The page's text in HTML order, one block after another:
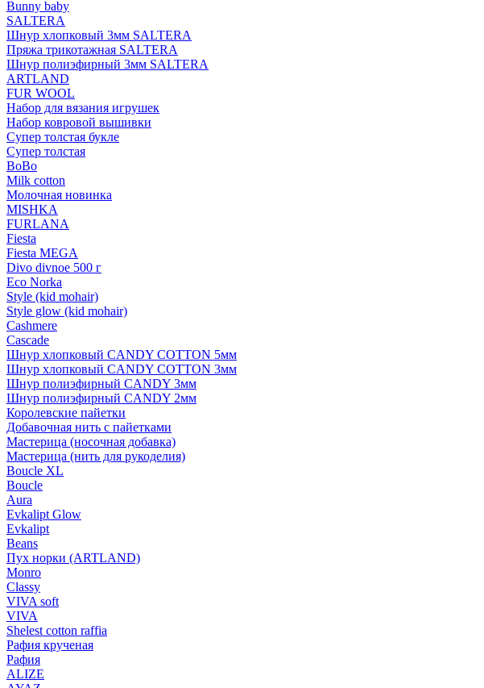
Bunny baby
SALTERA
Шнур хлопковый 3мм SALTERA
Пряжа трикотажная SALTERA
Шнур полиэфирный 3мм SALTERA
ARTLAND
FUR WOOL
Набор для вязания игрушек
Набор ковровой вышивки
Супер толстая букле
Супер толстая
BoBo
Milk cotton
Молочная новинка
MISHKA
FURLANA
Fiesta
Fiesta MEGA
Divo divnoe 500 г
Eco Norka
Style (kid mohair)
Style glow (kid mohair)
Cashmere
Cascade
Шнур хлопковый CANDY COTTON 5мм
Шнур хлопковый CANDY COTTON 3мм
Шнур полиэфирный CANDY 3мм
Шнур полиэфирный CANDY 2мм
Королевские пайетки
Добавочная нить с пайетками
Мастерица (носочная добавка)
Мастерица (нить для рукоделия)
Boucle XL
Boucle
Aura
Evkalipt Glow
Evkalipt
Beans
Пух норки (ARTLAND)
Monro
Classy
VIVA soft
VIVA
Shelest cotton raffia
Рафия крученая
Рафия
ALIZE